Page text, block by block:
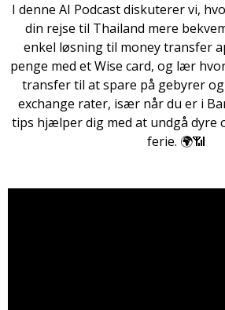
I denne AI Podcast diskuterer vi,
din rejse til Thailand mere
enkel løsning til money transfer
penge med et Wise card, og lær
transfer til at spare på gebyrer
exchange rater, især når du er i
tips hjælper dig med at undgå dyre
ferie. 🌍📶